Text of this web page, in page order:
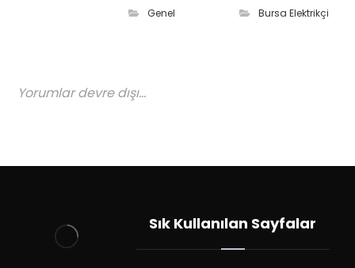
Genel Bursa Elektrikçi
Yorumlar devre dışı...
Sık Kullanılan Sayfalar